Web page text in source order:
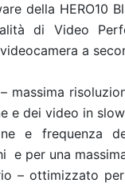
della HERO10
di Video
a
massima
e dei video in
e frequenza
e per una
– ottimizzato